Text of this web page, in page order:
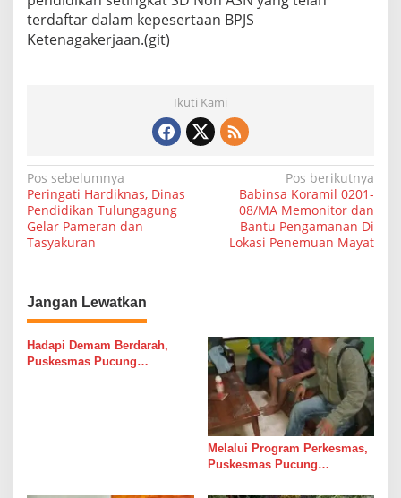
terdaftar dalam kepesertaan BPJS
Ketenagakerjaan.(git)
Ikuti Kami
N
a
v
a
s
i
Pos sebelumnya
Peringati Hardiknas, Dinas
Pendidikan Tulungagung
Gelar Pameran dan
Tasyakuran
Pos berikutnya
Babinsa Koramil 0201-
08/MA Memonitor dan
Bantu Pengamanan Di
Lokasi Penemuan Mayat
Jangan Lewatkan
Hadapi Demam Berdarah,
Puskesmas Pucung
Melalui Program Perkesmas,
Puskesmas Pucung